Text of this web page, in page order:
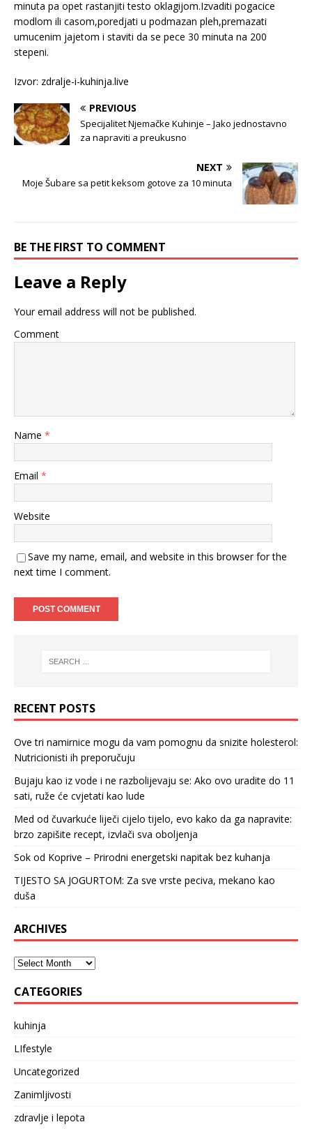
minuta pa opet rastanjiti testo oklagijom.Izvaditi pogacice
modlom ili casom,poredjati u podmazan pleh,premazati
umucenim jajetom i staviti da se pece 30 minuta na 200
stepeni.
Izvor: zdralje-i-kuhinja.live
PREVIOUS
Specijalitet Njemačke Kuhinje – Jako jednostavno
za napraviti a preukusno
NEXT
Moje Šubare sa petit keksom gotove za 10 minuta
BE THE FIRST TO COMMENT
Leave a Reply
Your email address will not be published.
Comment
Name *
Email *
Website
Save my name, email, and website in this browser for the
next time I comment.
RECENT POSTS
Ove tri namirnice mogu da vam pomognu da snizite holesterol:
Nutricionisti ih preporučuju
Bujaju kao iz vode i ne razbolijevaju se: Ako ovo uradite do 11
sati, ruže će cvjetati kao lude
Med od čuvarkuće liječi cijelo tijelo, evo kako da ga napravite:
brzo zapišite recept, izvlači sva oboljenja
Sok od Koprive – Prirodni energetski napitak bez kuhanja
TIJESTO SA JOGURTOM: Za sve vrste peciva, mekano kao
duša
ARCHIVES
CATEGORIES
kuhinja
LIfestyle
Uncategorized
Zanimljivosti
zdravlje i lepota